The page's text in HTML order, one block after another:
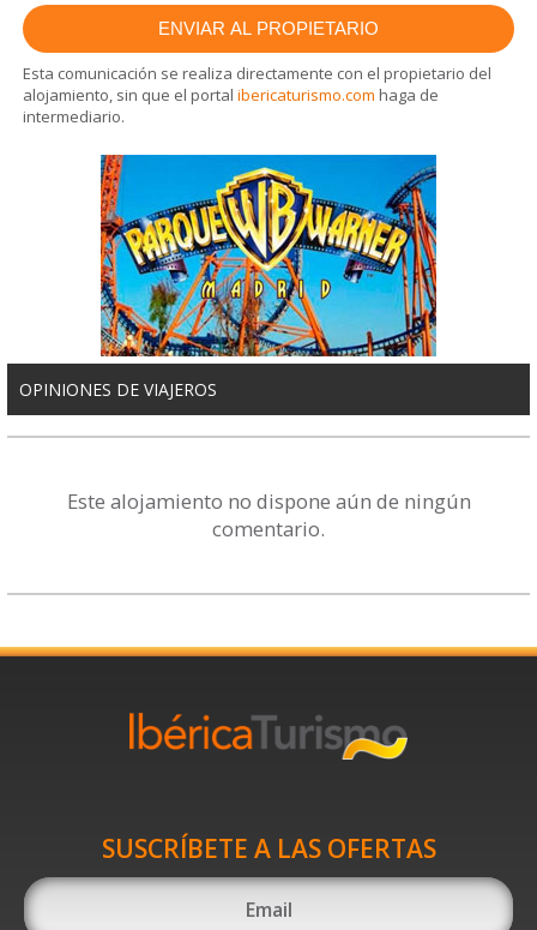
Esta comunicación se realiza directamente con el propietario del
alojamiento, sin que el portalibericaturismo.com haga de
intermediario.
OPINIONES DE VIAJEROS
Este alojamiento no dispone aún de ningún
comentario.
SUSCRÍBETE A LAS OFERTAS